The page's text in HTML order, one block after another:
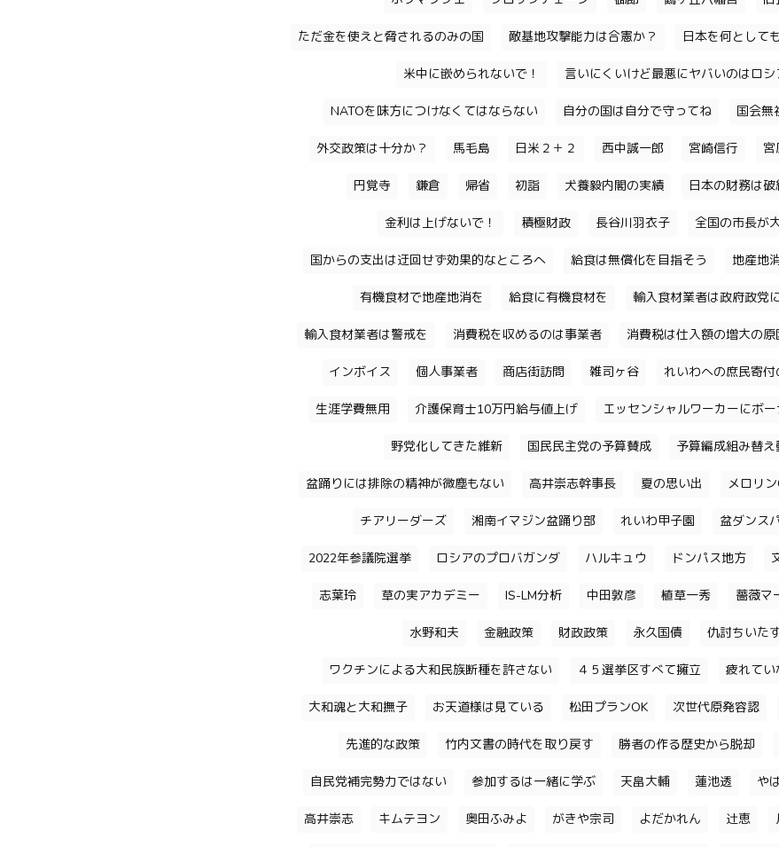
ただ金を使えと脅されるのみの国 敵基地攻撃能力は合憲か？ 日本を何として
米中に嵌められないで！ 言いにくいけど最悪にヤバいのはロシ
NATOを味方につけなくてはならない 自分の国は自分で守ってね 国会無
外交政策は十分か？ 馬毛島 日米２＋２ 西中誠一郎 宮崎信行 宮
円覚寺 鎌倉 帰省 初詣 犬養毅内閣の実績 日本の財務は
金利は上げないで！ 積極財政 長谷川羽衣子 全国の市長が
国からの支出は迂回せず効果的なところへ 給食は無償化を目指そう 地産地
有機食材で地産地消を 給食に有機食材を 輸入食材業者は政府政党
輸入食材業者は警戒を 消費税を収めるのは事業者 消費税は仕入額の増大の原
インボイス 個人事業者 商店街訪問 雑司ヶ谷 れいわへの庶民寄
生涯学費無用 介護保育士10万円給与値上げ エッセンシャルワーカーにボー
野党化してきた維新 国民民主党の予算賛成 予算編成組み替え
盆踊りには排除の精神が微塵もない 高井崇志幹事長 夏の思い出 メロリ
チアリーダーズ 湘南イマジン盆踊り部 れいわ甲子園 盆ダンス
2022年参議院選挙 ロシアのプロバガンダ ハルキュウ ドンパス地方
志葉玲 草の実アカデミー IS-LM分析 中田敦彦 植草一秀 薔薇マ
水野和夫 金融政策 財政政策 永久国債 仇討ちいた
ワクチンによる大和民族断種を許さない ４５選挙区すべて擁立 疲れてい
大和魂と大和撫子 お天道様は見ている 松田プランOK 次世代原発容認
先進的な政策 竹内文書の時代を取り戻す 勝者の作る歴史から脱却
自民党補完勢力ではない 参加するは一緒に学ぶ 天畠大輔 蓮池透 や
高井崇志 キムテヨン 奥田ふみよ がきや宗司 よだかれん 辻恵